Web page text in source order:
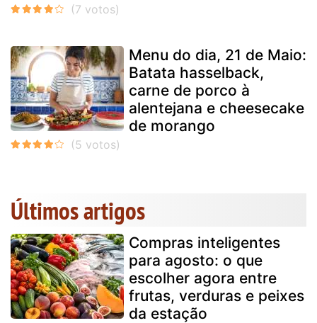
Menu do dia, 21 de Maio:
Batata hasselback,
carne de porco à
alentejana e cheesecake
de morango
Últimos artigos
Compras inteligentes
para agosto: o que
escolher agora entre
frutas, verduras e peixes
da estação